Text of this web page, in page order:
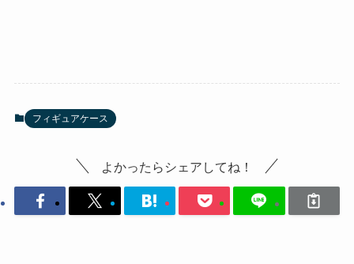
フィギュアケース
よかったらシェアしてね！